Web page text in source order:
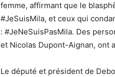
femme, affirmant que le
#JeSuisMila, et ceux qui
: #JeNeSuisPasMila. Des
et Nicolas Dupont-Aignan, ont
Le député et président de